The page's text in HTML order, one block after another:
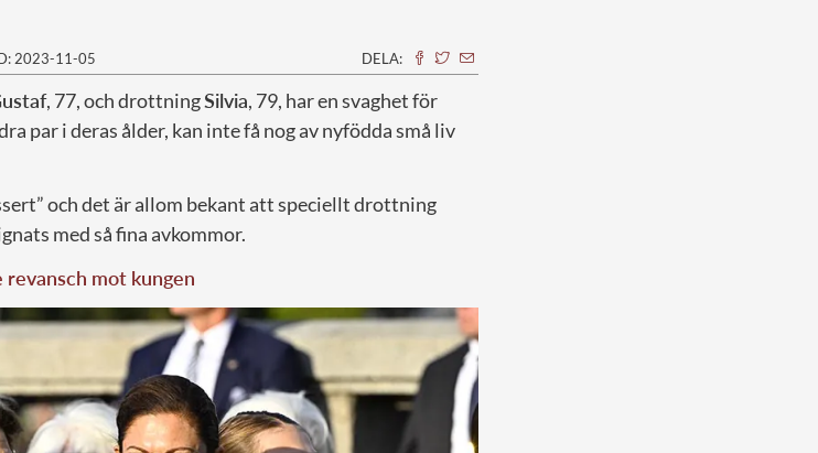
2023-11-05 DELA:
, 77, och drottningSilvia, 79, har en svaghet för
par i deras ålder, kan inte få nog av nyfödda små liv
och det är allom bekant att speciellt drottning
med så fina avkommor.
mot kungen